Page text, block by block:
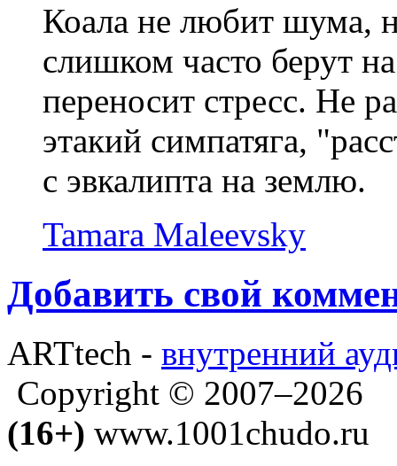
Коала не любит шума,
слишком часто берут
переносит стресс. Не
этакий симпатяга,
с эвкалипта на землю.
Tamara Maleevsky
Добавить свой
ARTtech - внутренний
Copyright © 2007–2026
(16+) www.1001chudo.ru